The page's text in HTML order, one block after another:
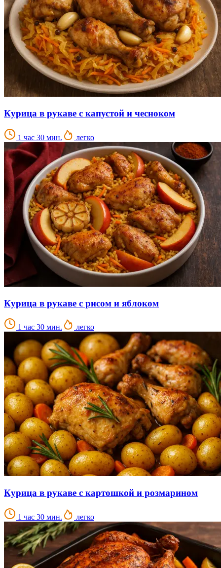
Курица в рукаве с капустой и чесноком
1 час 30 мин. легко
Курица в рукаве с рисом и яблоком
1 час 30 мин. легко
Курица в рукаве с картошкой и розмарином
1 час 30 мин. легко